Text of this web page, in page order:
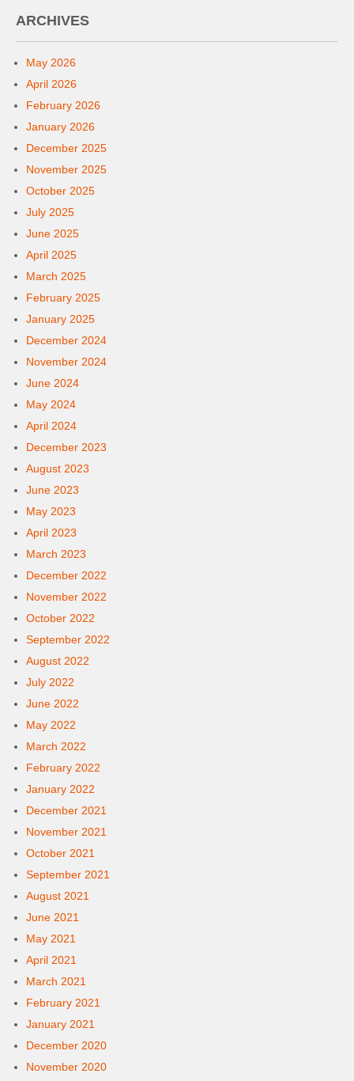
ARCHIVES
May 2026
April 2026
February 2026
January 2026
December 2025
November 2025
October 2025
July 2025
June 2025
April 2025
March 2025
February 2025
January 2025
December 2024
November 2024
June 2024
May 2024
April 2024
December 2023
August 2023
June 2023
May 2023
April 2023
March 2023
December 2022
November 2022
October 2022
September 2022
August 2022
July 2022
June 2022
May 2022
March 2022
February 2022
January 2022
December 2021
November 2021
October 2021
September 2021
August 2021
June 2021
May 2021
April 2021
March 2021
February 2021
January 2021
December 2020
November 2020